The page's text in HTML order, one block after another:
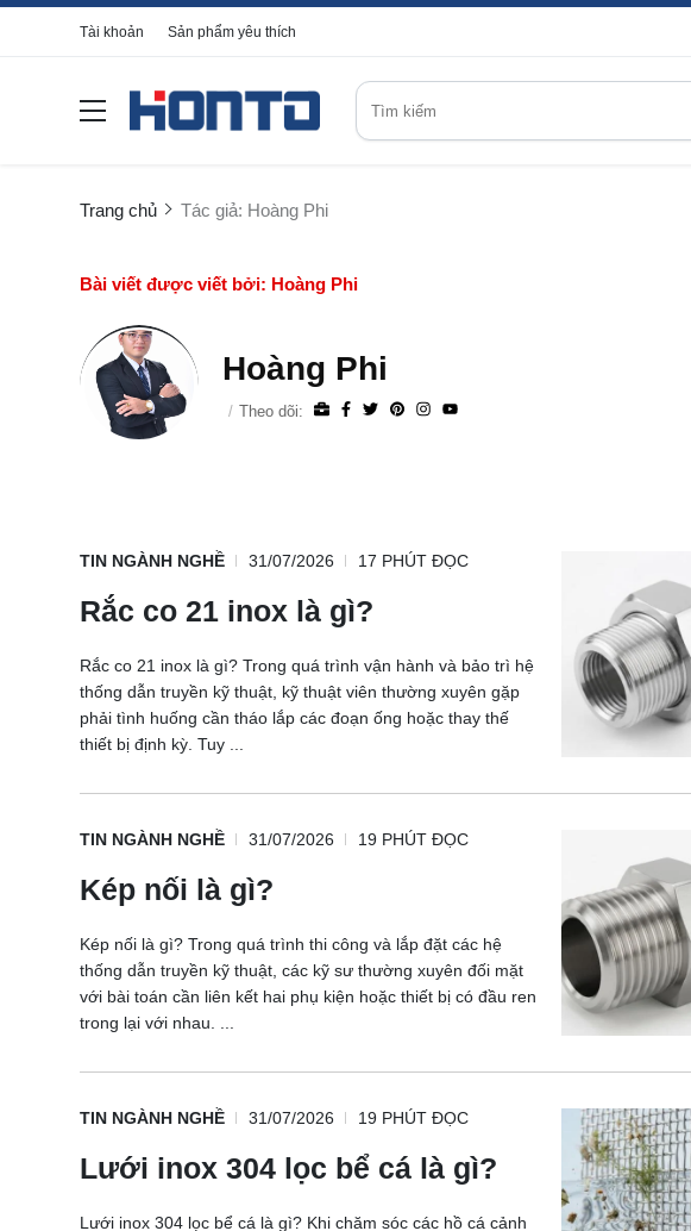
Tài khoản Sản phẩm yêu thích
Trang chủ Tác giả: Hoàng Phi
Bài viết được viết bởi: Hoàng Phi
Hoàng Phi
Theo dõi:
TIN NGÀNH NGHỀ 31/07/2026 17 PHÚT ĐỌC
Rắc co 21 inox là gì?
Rắc co 21 inox là gì? Trong quá trình vận hành và bảo trì hệ
thống dẫn truyền kỹ thuật, kỹ thuật viên thường xuyên gặp
phải tình huống cần tháo lắp các đoạn ống hoặc thay thế
thiết bị định kỳ. Tuy ...
TIN NGÀNH NGHỀ 31/07/2026 19 PHÚT ĐỌC
Kép nối là gì?
Kép nối là gì? Trong quá trình thi công và lắp đặt các hệ
thống dẫn truyền kỹ thuật, các kỹ sư thường xuyên đối mặt
với bài toán cần liên kết hai phụ kiện hoặc thiết bị có đầu ren
trong lại với nhau. ...
TIN NGÀNH NGHỀ 31/07/2026 19 PHÚT ĐỌC
Lưới inox 304 lọc bể cá là gì?
Lưới inox 304 lọc bể cá là gì? Khi chăm sóc các hồ cá cảnh